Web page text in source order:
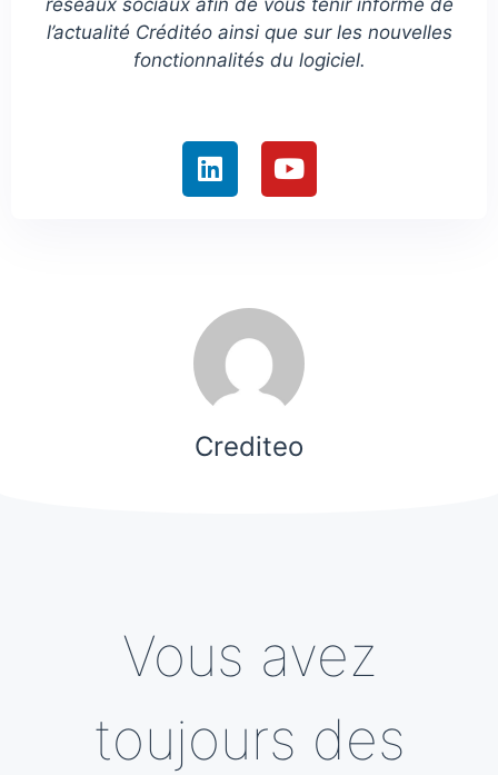
l’actualité Créditéo ainsi que sur les nouvelles
fonctionnalités du logiciel.
Crediteo
Vous avez
toujours des